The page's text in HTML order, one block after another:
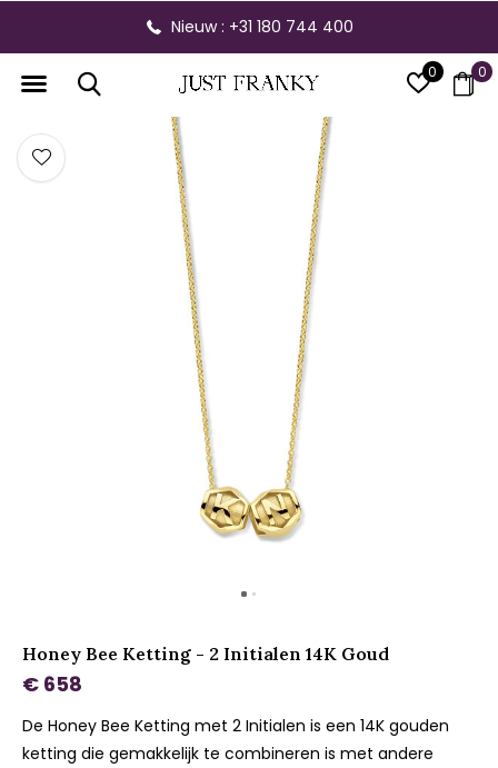
0 0
Nieuw : +31 180 744 400
Honey Bee Ketting - 2 Initialen 14K Goud
€ 658
De Honey Bee Ketting met 2 Initialen is een 14K gouden
ketting die gemakkelijk te combineren is met andere